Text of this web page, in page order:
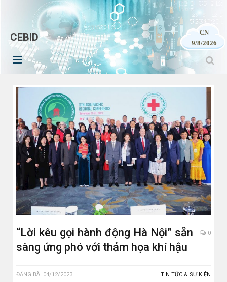
CEBID
CN
9/8/2026
“Lời kêu gọi hành động Hà Nội” sẵn
sàng ứng phó với thảm họa khí hậu
0
ĐĂNG BÀI 04/12/2023 TIN TỨC & SỰ KIỆN